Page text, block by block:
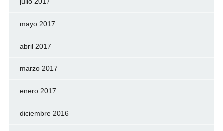
mayo 2017
abril 2017
marzo 2017
enero 2017
diciembre 2016